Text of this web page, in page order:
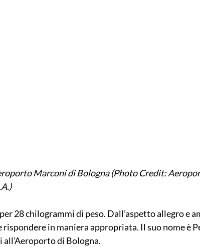
Marconi di Bologna (Photo Credit:
28 chilogrammi di peso. Dall’aspetto allegro e
rispondere in maniera appropriata. Il suo nome è
di Bologna.